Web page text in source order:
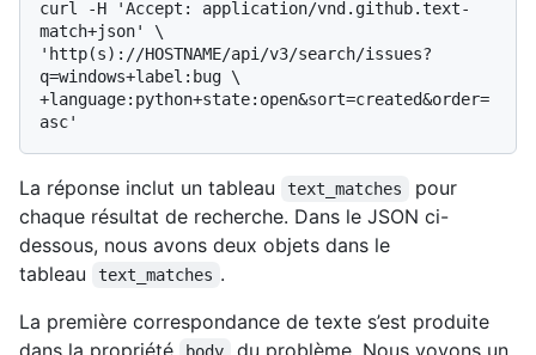
curl -H 'Accept: application/vnd.github.text-
match+json' \
'http(s)://HOSTNAME/api/v3/search/issues?
q=windows+label:bug \
+language:python+state:open&sort=created&order=
La réponse inclut un tableau text_matches
pour
chaque résultat de recherche. Dans le JSON ci-
dessous, nous avons deux objets dans le
tableau
text_matches .
La première correspondance de texte s’est produite